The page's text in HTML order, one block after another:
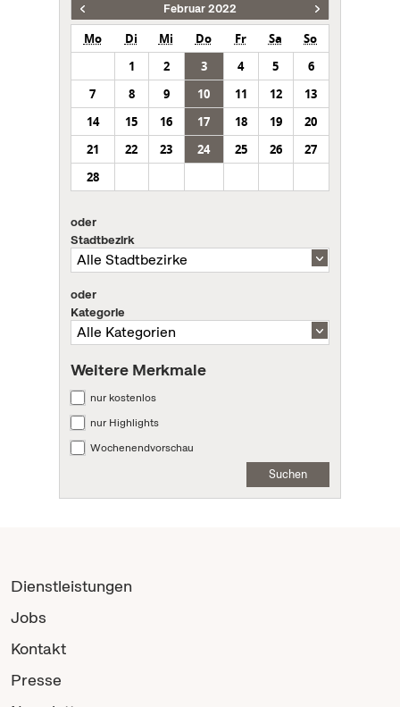
Februar 2022
Mo Di Mi Do Fr Sa
So
1
2 3 4 5
6
7
8 9 10 11 12
13
14
15 16 17 18 19
20
21
22 23 24 25 26
27
28
oder
Stadtbezirk
oder
Kategorie
Weitere Merkmale
nur kostenlos
nur Highlights
Wochenendvorschau
Suchen
Dienstleistungen
Jobs
Kontakt
Presse